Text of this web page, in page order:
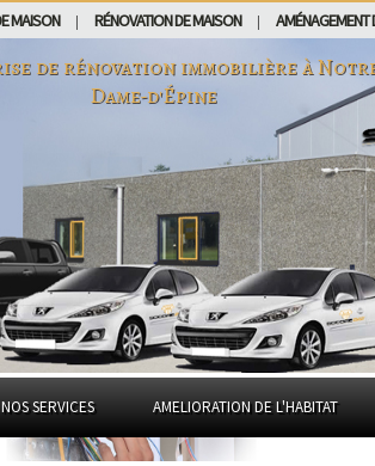
MAISON RÉNOVATION DE MAISON AMÉNAGEMENT
de rénovation immobilière à
Dame-d'Épine
NOS SERVICES AMELIORATION DE L'HABITAT